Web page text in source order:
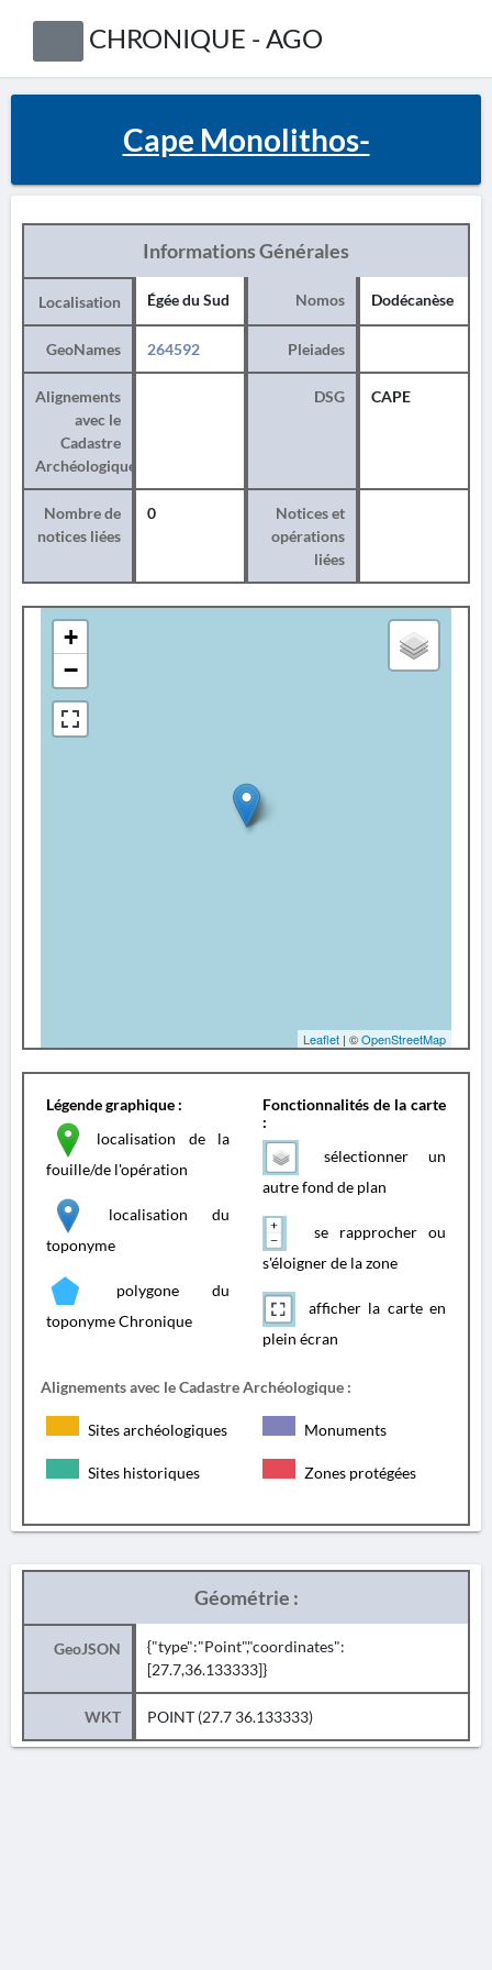
CHRONIQUE - AGO
Cape Monolithos-
Informations Générales
Localisation Égée du Sud Nomos Dodécanèse
GeoNames 264592 Pleiades
Alignements
avec le
Cadastre
Archéologique
DSG CAPE
Nombre de
notices liées
0
Notices et
opérations
liées
+
−
Leaflet | ©OpenStreetMap
Légende graphique :
localisation de la
fouille/de l'opération
localisation du
toponyme
polygone du
toponyme Chronique
Fonctionnalités de la carte
:
sélectionner un
autre fond de plan
se rapprocher ou
s'éloigner de la zone
afficher la carte en
plein écran
Alignements avec le Cadastre Archéologique :
Sites archéologiques Monuments
Sites historiques Zones protégées
Géométrie :
GeoJSON
{"type":"Point","coordinates":
[27.7,36.133333]}
WKT POINT (27.7 36.133333)